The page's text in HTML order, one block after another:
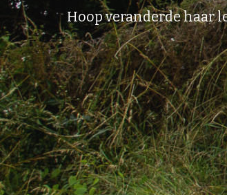
Hoop veranderde haar